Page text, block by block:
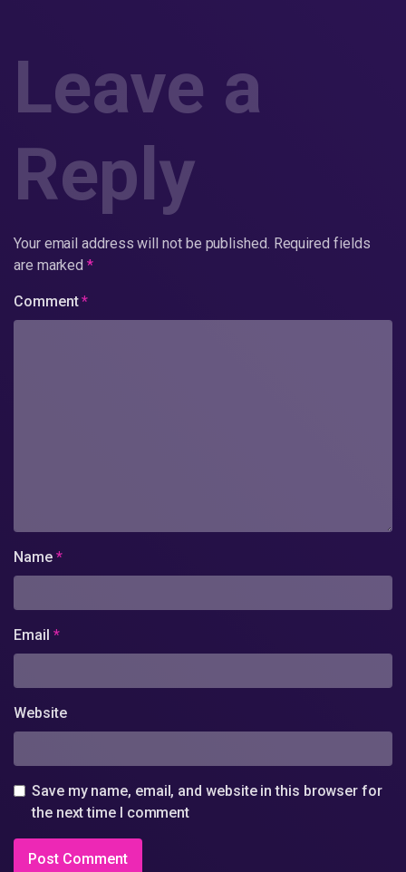
Leave a
Reply
Your email address will not be published. Required fields
are marked*
Comment*
Name *
Email *
Website
Save my name, email, and website in this browser for
the next time I comment